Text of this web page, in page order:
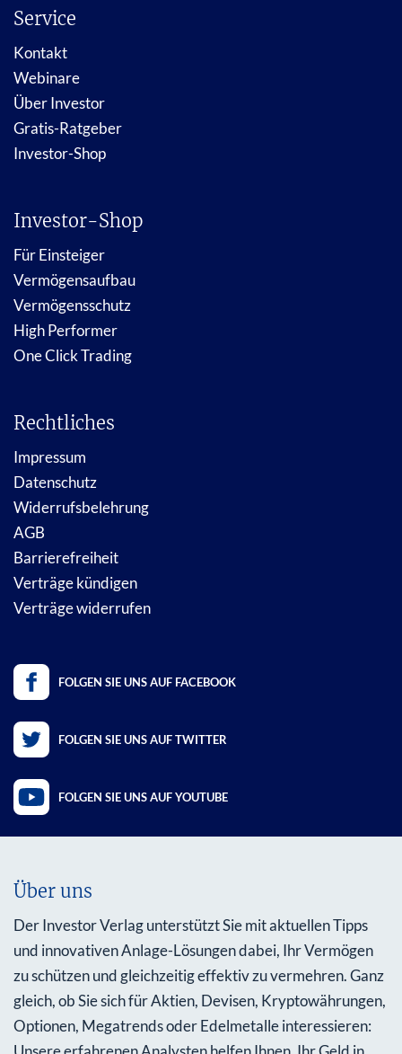
Service
Kontakt
Webinare
Über Investor
Gratis-Ratgeber
Investor-Shop
Investor-Shop
Für Einsteiger
Vermögensaufbau
Vermögensschutz
High Performer
One Click Trading
Rechtliches
Impressum
Datenschutz
Widerrufsbelehrung
AGB
Barrierefreiheit
Verträge kündigen
Verträge widerrufen
FOLGEN SIE UNS AUF FACEBOOK
FOLGEN SIE UNS AUF TWITTER
FOLGEN SIE UNS AUF YOUTUBE
Über uns
Der Investor Verlag unterstützt Sie mit aktuellen Tipps
und innovativen Anlage-Lösungen dabei, Ihr Vermögen
zu schützen und gleichzeitig effektiv zu vermehren. Ganz
gleich, ob Sie sich für Aktien, Devisen, Kryptowährungen,
Optionen, Megatrends oder Edelmetalle interessieren: